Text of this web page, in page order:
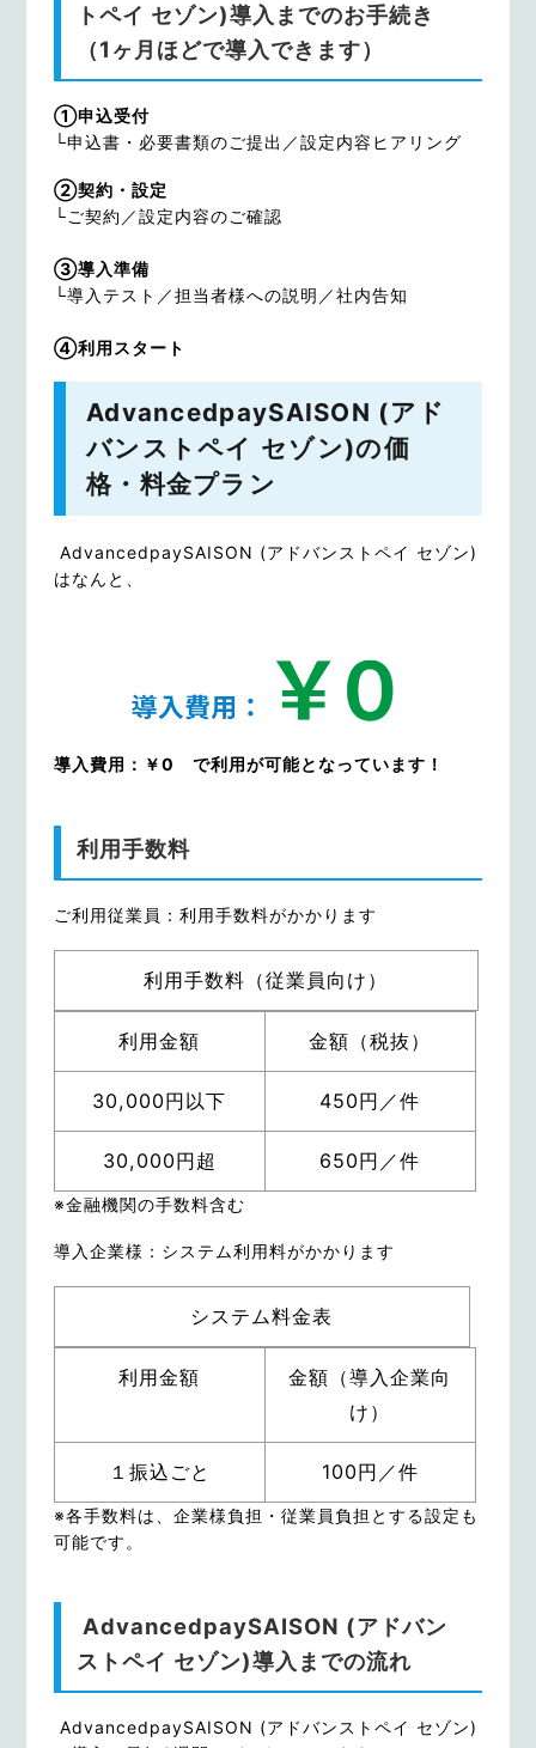
トペイ セゾン)導入までのお手続き
（1ヶ月ほどで導入できます）
①申込受付
└申込書・必要書類のご提出／設定内容ヒアリング
②契約・設定
└ご契約／設定内容のご確認
③導入準備
└導入テスト／担当者様への説明／社内告知
④利用スタート
AdvancedpaySAISON (アド
バンストペイ セゾン)の価
格・料金プラン
AdvancedpaySAISON (アドバンストペイ セゾン)
はなんと、
導入費用：￥0 で利用が可能となっています！
利用手数料
ご利用従業員：利用手数料がかかります
利用手数料（従業員向け）
利用金額 金額（税抜）
30,000円以下 450円／件
30,000円超 650円／件
※金融機関の手数料含む
導入企業様：システム利用料がかかります
システム料金表
利用金額
金額（導入企業向
け）
１振込ごと 100円／件
※各手数料は、企業様負担・従業員負担とする設定も
可能です。
AdvancedpaySAISON (アドバン
ストペイ セゾン)導入までの流れ
AdvancedpaySAISON (アドバンストペイ セゾン)